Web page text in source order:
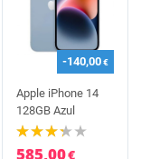
-140,00€
Apple iPhone 14
128GB Azul
585,00€